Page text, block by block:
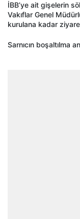
İBB’ye ait gişelerin
Vakıflar Genel
kurulana kadar
Sarnıcın boşaltılma